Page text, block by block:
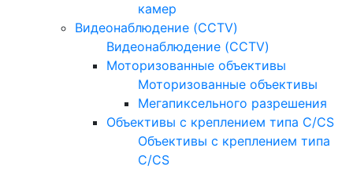
камер
Видеонаблюдение (CCTV)
Видеонаблюдение (CCTV)
Моторизованные объективы
Моторизованные объективы
Мегапиксельного разрешения
Объективы с креплением типа C/CS
Объективы с креплением типа
C/CS